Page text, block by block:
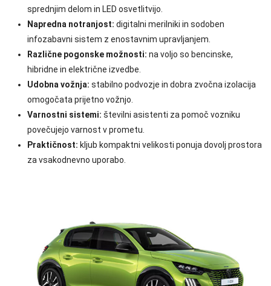
sprednjim delom in LED osvetlitvijo.
Napredna notranjost: digitalni merilniki in sodoben
infozabavni sistem z enostavnim upravljanjem.
Različne pogonske možnosti: na voljo so bencinske,
hibridne in električne izvedbe.
Udobna vožnja: stabilno podvozje in dobra zvočna izolacija
omogočata prijetno vožnjo.
Varnostni sistemi: številni asistenti za pomoč vozniku
povečujejo varnost v prometu.
Praktičnost: kljub kompaktni velikosti ponuja dovolj prostora
za vsakodnevno uporabo.